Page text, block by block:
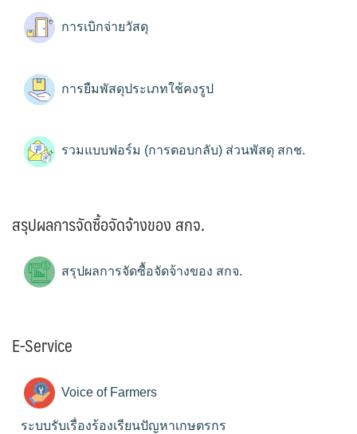
การเบิกจ่ายวัสดุ
การยืมพัสดุประเภทใช้คงรูป
รวมแบบฟอร์ม (การตอบกลับ) ส่วนพัสดุ สกช.
สรุปผลการจัดซื้อจัดจ้างของ สกจ.
สรุปผลการจัดซื้อจัดจ้างของ สกจ.
E-Service
Voice of Farmers
ระบบรับเรื่องร้องเรียนปัญหาเกษตรกร